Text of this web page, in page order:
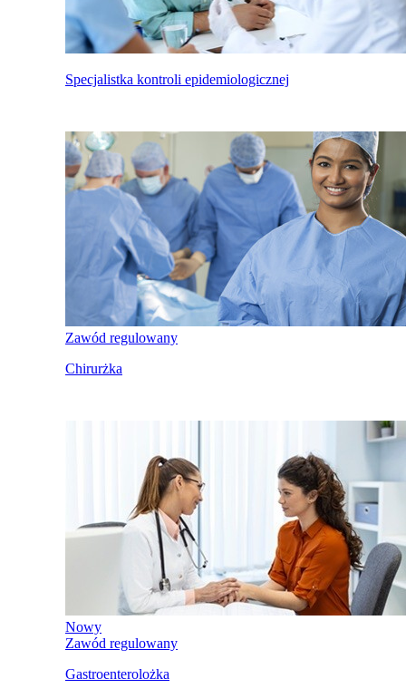
Specjalistka kontroli epidemiologicznej
Zawód regulowany
Chirurżka
Nowy
Zawód regulowany
Gastroenterolożka